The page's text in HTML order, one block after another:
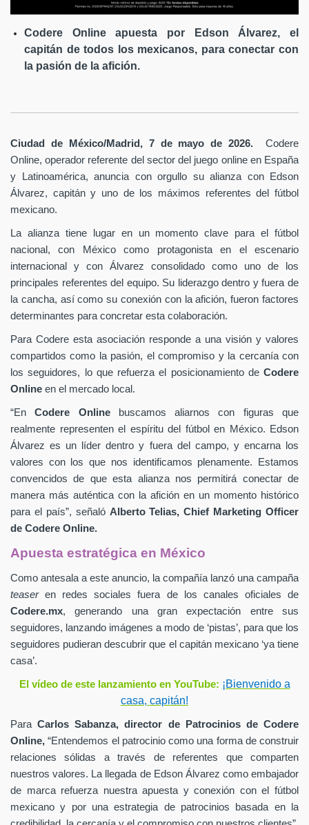
Codere Online apuesta por Edson Álvarez, el
capitán de todos los mexicanos, para conectar con
la pasión de la afición.
Ciudad de México/Madrid, 7 de mayo de 2026. Codere
Online, operador referente del sector del juego online en España
y Latinoamérica, anuncia con orgullo su alianza con Edson
Álvarez, capitán y uno de los máximos referentes del fútbol
mexicano.
La alianza tiene lugar en un momento clave para el fútbol
nacional, con México como protagonista en el escenario
internacional y con Álvarez consolidado como uno de los
principales referentes del equipo. Su liderazgo dentro y fuera de
la cancha, así como su conexión con la afición, fueron factores
determinantes para concretar esta colaboración.
Para Codere esta asociación responde a una visión y valores
compartidos como la pasión, el compromiso y la cercanía con
los seguidores, lo que refuerza el posicionamiento de Codere
Online en el mercado local.
“EnCodere Onlinebuscamos aliarnos con figuras que
realmente representen el espíritu del fútbol en México. Edson
Álvarez es un líder dentro y fuera del campo, y encarna los
valores con los que nos identificamos plenamente. Estamos
convencidos de que esta alianza nos permitirá conectar de
manera más auténtica con la afición en un momento histórico
para el país”, señaló Alberto Telias,Chief Marketing Officer
de Codere Online.
Apuesta estratégica en México
Como antesala a este anuncio, la compañía lanzó una campaña
teaseren redes sociales fuera de los canales oficiales de
Codere.mx,
generando una gran expectación entre sus
seguidores, lanzando imágenes a modo de ‘pistas’, para que los
seguidores pudieran descubrir que el capitán mexicano ‘ya tiene
casa’.
El vídeo de este lanzamiento en YouTube: ¡Bienvenido a
casa, capitán!
ParaCarlos Sabanza, director de Patrocinios de Codere
Online, “Entendemos el patrocinio como una forma de construir
relaciones sólidas a través de referentes que comparten
nuestros valores. La llegada de Edson Álvarez como embajador
de marca refuerza nuestra apuesta y conexión con el fútbol
mexicano y por una estrategia de patrocinios basada en la